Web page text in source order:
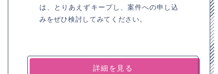
は、とりあえずキープし、案件への申し込
みをぜひ検討してみてください。
詳細を見る